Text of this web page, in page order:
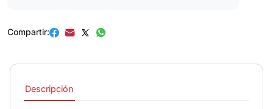
Compartir:
Descripción